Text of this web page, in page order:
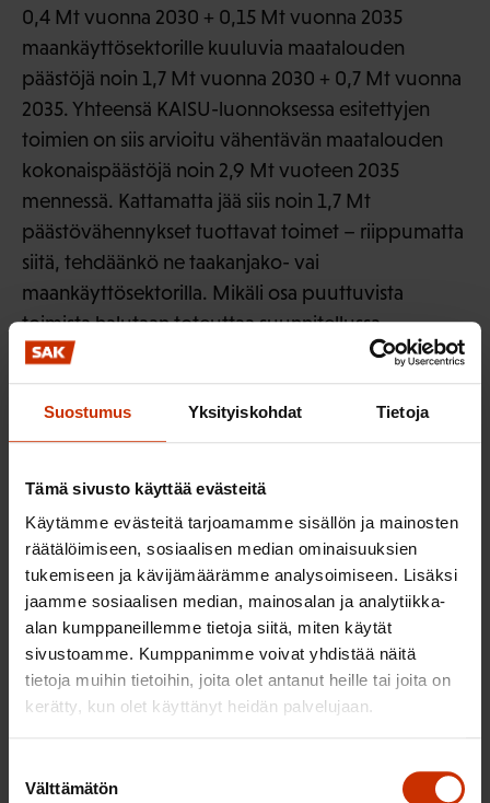
Suostumus Yksityiskohdat Tietoja
Tämä sivusto käyttää evästeitä
Käytämme evästeitä tarjoamamme sisällön ja mainosten
räätälöimiseen, sosiaalisen median ominaisuuksien
tukemiseen ja kävijämäärämme analysoimiseen. Lisäksi
jaamme sosiaalisen median, mainosalan ja analytiikka-
alan kumppaneillemme tietoja siitä, miten käytät
sivustoamme. Kumppanimme voivat yhdistää näitä
tietoja muihin tietoihin, joita olet antanut heille tai joita on
kerätty, kun olet käyttänyt heidän palvelujaan.
valinta
Välttämätön
0,4 Mt vuonna 2030 + 0,15 Mt vuonna 2035
maankäyttösektorille kuuluvia maatalouden
päästöjä noin 1,7 Mt vuonna 2030 + 0,7 Mt vuonna
2035. Yhteensä KAISU-luonnoksessa esitettyjen
toimien on siis arvioitu vähentävän maatalouden
kokonaispäästöjä noin 2,9 Mt vuoteen 2035
mennessä. Kattamatta jää siis noin 1,7 Mt
päästövähennykset tuottavat toimet – riippumatta
siitä, tehdäänkö ne taakanjako- vai
maankäyttösektorilla. Mikäli osa puuttuvista
toimista halutaan toteuttaa suunnitellussa
aikataulussa taakanjakosektorilla, tulee KAISUa
päivittää sen mukaisesti. Parhaillaan valmisteilla on
myös maankäyttösektorin ilmastosuunnitelma
MISU, joka ei ole vielä valmistunut.
Mt edestä puuttuviin päästövähennyksiin ei voi siis
vielä arvioida.
Yhteenvetona todettakoon, että KAISU-
luonnoksessa esitetty maataloussektorin
päästövähennystavoite vuodelle 2035 on sekä
muiden taakanjakosektorin sektoreiden